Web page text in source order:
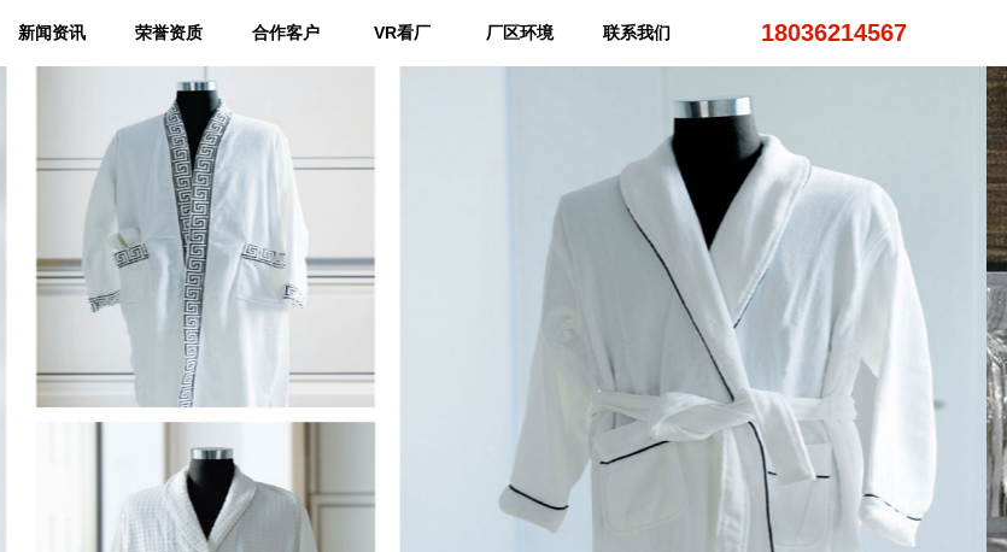
新闻资讯 荣誉资质 合作客户 VR看厂 厂区环境 联系我们 18036214567